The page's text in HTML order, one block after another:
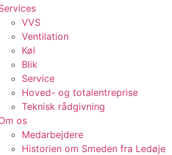
VVS
Ventilation
Køl
Blik
Service
Hoved- og totalentreprise
Teknisk rådgivning
os
Medarbejdere
Historien om Smeden fra Ledøje